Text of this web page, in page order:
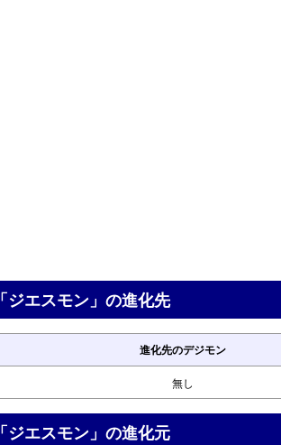
「ジエスモン」の進化先
進化先のデジモン
無し
「ジエスモン」の進化元